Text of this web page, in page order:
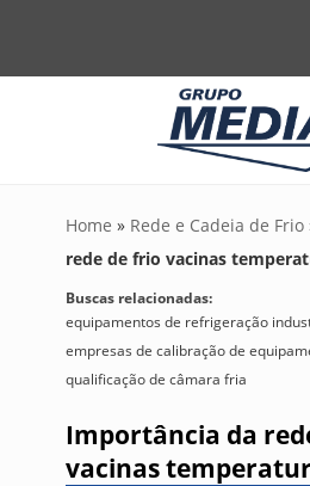
Home » Rede e Cadeia de Frio
rede de frio vacinas
Buscas relacionadas:
equipamentos de refrigeração
empresas de calibração de
qualificação de câmara fria
Importância da
vacinas